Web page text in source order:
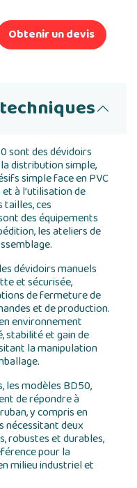
Obtenir un devis
sont des dévidoirs
distribution simple,
simple face en PVC
à l’utilisation de
ces
des équipements
les ateliers de
dévidoirs manuels
et sécurisée,
de fermeture de
et de production.
environnement
et gain de
la manipulation
les modèles BD50,
de répondre à
y compris en
nécessitant deux
robustes et durables,
pour la
milieu industriel et